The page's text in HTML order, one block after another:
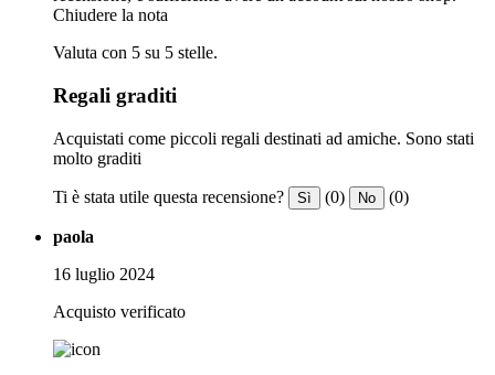
Chiudere la nota
Valuta con 5 su 5 stelle.
Regali graditi
Acquistati come piccoli regali destinati ad amiche. Sono stati
molto graditi
Ti è stata utile questa recensione? Sì (0) No (0)
paola
16 luglio 2024
Acquisto verificato